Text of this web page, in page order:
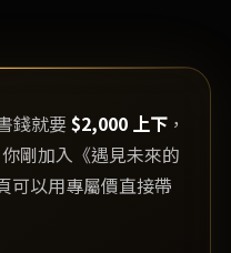
錢就要$2,000 上下 ，
剛加入《遇見未來的
可以用專屬價直接帶